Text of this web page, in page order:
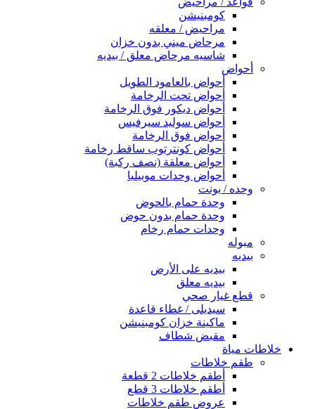
كومبنيشن
مراحيض / معلقه
مرحاض ميني بدون خزان
شاسيه مرحاض معلق / بيديه
أحواض
أحواض بالعامود الطويل
أحواض تحت الرخامة
أحواض ديكور فوق الرخامة
أحواض سوليد سيرفيس
أحواض فوق الرخامة
أحواض كونترتوب ساقط رخامة
أحواض معلقة (نصف ركبة)
أحواض وحدات موبيليا
وحده / يونت
وحدة حمام بالحوض
وحدة حمام بدون حوض
وحدات حمام رخام
مبوله
بيديه
بيديه على الأرض
بيديه معلق
قطع غيار صحي
سيديلى / غطاء قاعدة
ماكينة خزان كومبنيشن
مقبض شطاف
خلاطات مياة
طقم خلاطات
أطقم خلاطات 2 قطعة
أطقم خلاطات 3 قطع
عروض طقم خلاطات